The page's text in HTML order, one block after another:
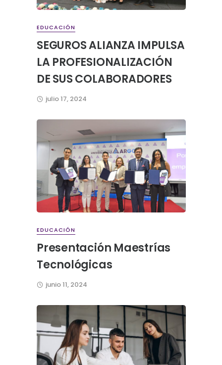
EDUCACIÓN
SEGUROS ALIANZA IMPULSA
LA PROFESIONALIZACIÓN
DE SUS COLABORADORES
julio 17, 2024
EDUCACIÓN
Presentación Maestrías
Tecnológicas
junio 11, 2024